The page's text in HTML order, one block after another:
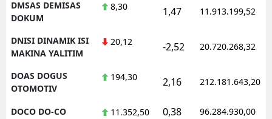
DMSAS DEMISAS
DOKUM
8,30 1,47 11.913.199,52
DNISI DINAMIK ISI
MAKINA YALITIM
20,12 -2,52 20.720.268,32
DOAS DOGUS
OTOMOTIV
194,30 2,16 212.181.643,20
DOCO DO-CO 11.352,50 0,38 96.284.930,00